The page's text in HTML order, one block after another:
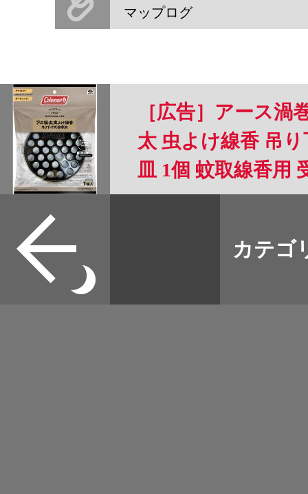
マップログ
［広告］アース渦
太 虫よけ線香 吊
皿 1個 蚊取線香用
り アウトドア 携
カテゴ
取扱店